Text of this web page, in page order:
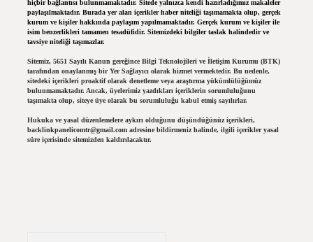
hiçbir bağlantısı bulunmamaktadır. Sitede yalnızca kendi hazırladığımız makaleler
paylaşılmaktadır. Burada yer alan içerikler haber niteliği taşımamakta olup, gerçek
kurum ve kişiler hakkında paylaşım yapılmamaktadır. Gerçek kurum ve kişiler ile
isim benzerlikleri tamamen tesadüfidir. Sitemizdeki bilgiler taslak halindedir ve
tavsiye niteliği taşımazlar.
Sitemiz, 5651 Sayılı Kanun gereğince Bilgi Teknolojileri ve İletişim Kurumu (BTK)
tarafından onaylanmış bir Yer Sağlayıcı olarak hizmet vermektedir. Bu nedenle,
sitedeki içerikleri proaktif olarak denetleme veya araştırma yükümlülüğümüz
bulunmamaktadır. Ancak, üyelerimiz yazdıkları içeriklerin sorumluluğunu
taşımakta olup, siteye üye olarak bu sorumluluğu kabul etmiş sayılırlar.
Hukuka ve yasal düzenlemelere aykırı olduğunu düşündüğünüz içerikleri,
backlinkpanelicomtr@gmail.comadresine bildirmeniz halinde, ilgili içerikler yasal
süre içerisinde sitemizden kaldırılacaktır.